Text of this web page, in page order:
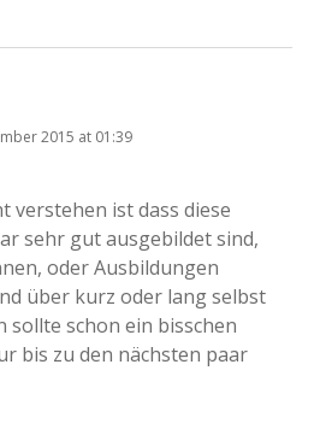
2015 at 01:39
verstehen ist dass diese
sehr gut ausgebildet sind,
oder Ausbildungen
über kurz oder lang selbst
sollte schon ein bisschen
bis zu den nächsten paar